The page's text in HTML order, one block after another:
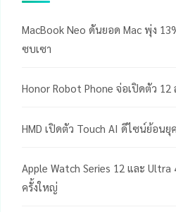
MacBook Neo ดันยอด Mac พุ่ง
ซบเซา
Honor Robot Phone จ่อเปิดตัว 12
HMD เปิดตัว Touch AI ดีไซน์ย้อนยุ
Apple Watch Series 12 และ Ultra
ครั้งใหญ่